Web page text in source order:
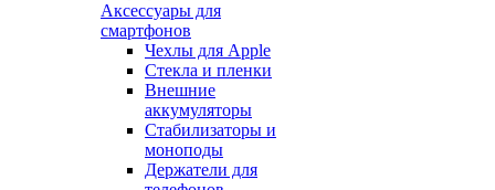
Аксессуары для
смартфонов
Чехлы для Apple
Стекла и пленки
Внешние
аккумуляторы
Стабилизаторы и
моноподы
Держатели для